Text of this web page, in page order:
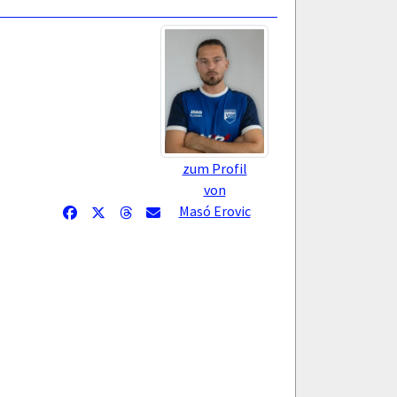
zum Profil
von
Masó Erovic